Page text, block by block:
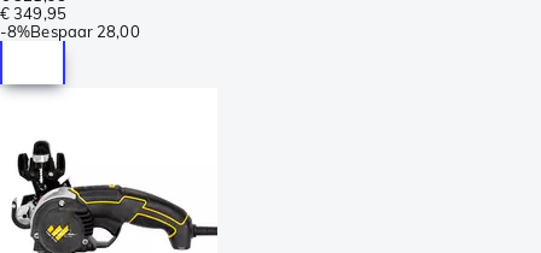
€ 349,95
-8%Bespaar 28,00